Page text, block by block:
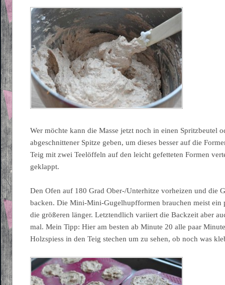
Wer möchte kann die Masse jetzt noch in einen Spritzbeutel
abgeschnittener Spitze geben, um dieses besser auf die
Teig mit zwei Teelöffeln auf den leicht gefetteten Formen
geklappt.
Den Ofen auf 180 Grad Ober-/Unterhitze vorheizen und die
backen. Die Mini-Mini-Gugelhupfformen brauchen meist ein
die größeren länger. Letztendlich variiert die Backzeit aber
mal. Mein Tipp: Hier am besten ab Minute 20 alle paar
Holzspiess in den Teig stechen um zu sehen, ob noch was